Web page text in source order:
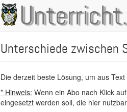
Main
navigation
Unterschiede zwischen
Die derzeit beste Lösung, um aus
* Hinweis: Wenn ein Abo nach Klick
eingesetzt werden soll, die hier